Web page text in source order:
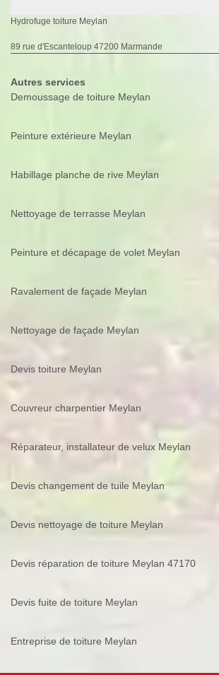
Hydrofuge toiture Meylan
89 rue d'Escanteloup 47200 Marmande
Autres services
Demoussage de toiture Meylan
Peinture extérieure Meylan
Habillage planche de rive Meylan
Nettoyage de terrasse Meylan
Peinture et décapage de volet Meylan
Ravalement de façade Meylan
Nettoyage de façade Meylan
Devis toiture Meylan
Couvreur charpentier Meylan
Réparateur, installateur de velux Meylan
Devis changement de tuile Meylan
Devis nettoyage de toiture Meylan
Devis réparation de toiture Meylan 47170
Devis fuite de toiture Meylan
Entreprise de toiture Meylan